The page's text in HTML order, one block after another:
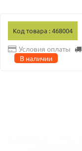
Код товара : 468004
Условия оплаты
В наличии